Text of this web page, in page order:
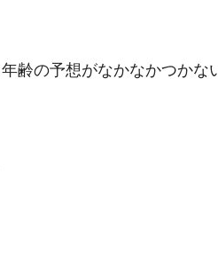
齢の予想がなかなかつかな